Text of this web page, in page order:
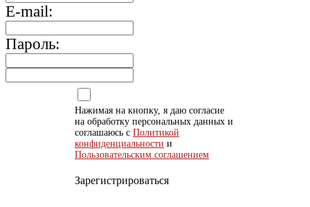
E-mail:
Пароль:
Нажимая на кнопку, я даю согласие
на обработку персональных данных и
соглашаюсь с Политикой
конфиденциальности и
Пользовательским соглашением
Зарегистрироваться